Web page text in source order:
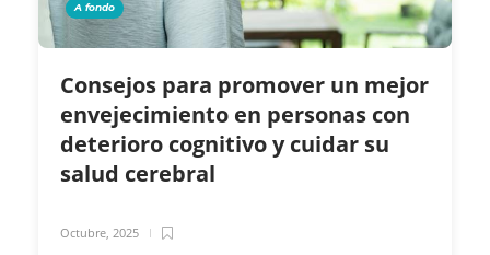
A fondo
Consejos para promover un mejor
envejecimiento en personas con
deterioro cognitivo y cuidar su
salud cerebral
Octubre, 2025